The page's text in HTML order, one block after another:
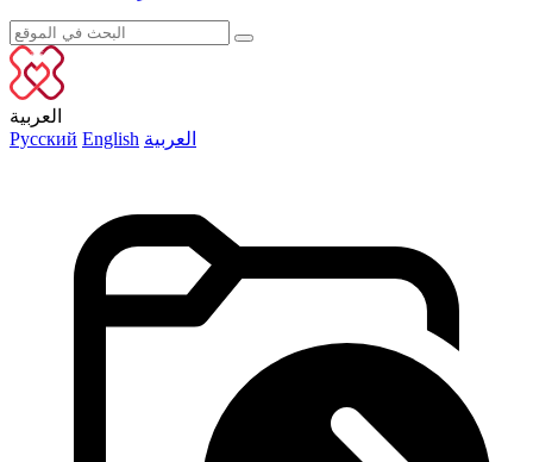
العربية
Русский English العربية